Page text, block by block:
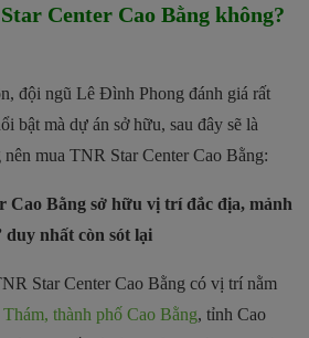
Center Cao Bằng không?
đội ngũ Lê Đình Phong đánh giá rất
bật mà dự án sở hữu, sau đây sẽ là
mua TNR Star Center Cao Bằng:
Cao Bằng sở hữu vị trí đắc địa, mảnh
nhất còn sót lại
Star Center Cao Bằng có vị trí nằm
thành phố Cao Bằng, tỉnh Cao